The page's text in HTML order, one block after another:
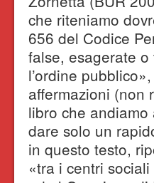
che riteniamo
656 del Codice
false, esagerate
l’ordine
affermazioni (non
libro che
dare solo un
in questo testo,
«tra i centri